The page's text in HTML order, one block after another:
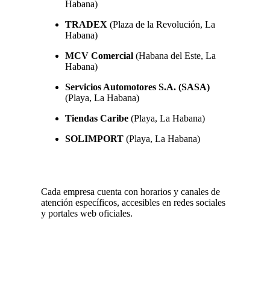
Habana)
TRADEX (Plaza de la Revolución, La
Habana)
MCV Comercial (Habana del Este, La
Habana)
Servicios Automotores S.A. (SASA)
(Playa, La Habana)
Tiendas Caribe (Playa, La Habana)
SOLIMPORT (Playa, La Habana)
Cada empresa cuenta con horarios y canales de
atención específicos, accesibles en redes sociales
y portales web oficiales.